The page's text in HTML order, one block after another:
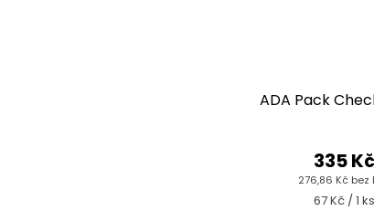
ADA Pack
276,86 Kč bez
335 Kč
Měrná
67 Kč / 1 ks